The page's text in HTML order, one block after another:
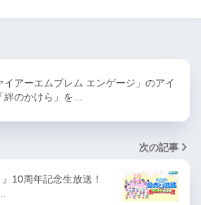
イアーエムブレム エンゲージ」のアイ
絆のかけら」を…
次の記事
10周年記念生放送！